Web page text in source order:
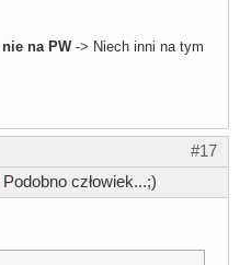
na PW-> Niech inni na tym
#17
Podobno człowiek...;)